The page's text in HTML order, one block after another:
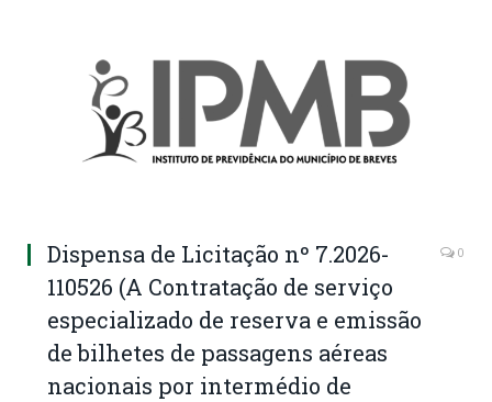
Dispensa de Licitação nº 7.2026-
110526 (A Contratação de serviço
especializado de reserva e emissão
de bilhetes de passagens aéreas
nacionais por intermédio de
0